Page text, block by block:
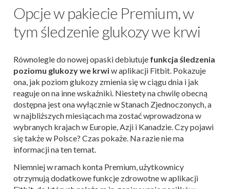
Opcje w pakiecie Premium, w
tym śledzenie glukozy we krwi
Równolegle do nowej opaski debiutuje funkcja śledzenia
poziomu glukozy we krwiw aplikacji Fitbit. Pokazuje
ona, jak poziom glukozy zmienia się w ciągu dnia i jak
reaguje on na inne wskaźniki. Niestety na chwilę obecną
dostępna jest ona wyłącznie w Stanach Zjednoczonych, a
w najbliższych miesiącach ma zostać wprowadzona w
wybranych krajach w Europie, Azji i Kanadzie. Czy pojawi
się także w Polsce? Czas pokaże. Na razie nie ma
informacji na ten temat.
Niemniej w ramach konta Premium, użytkownicy
otrzymują dodatkowe funkcje zdrowotne w aplikacji